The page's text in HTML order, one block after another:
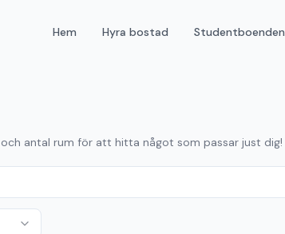
Hem Hyra bostad Studentboenden
antal rum för att hitta något som passar just dig!